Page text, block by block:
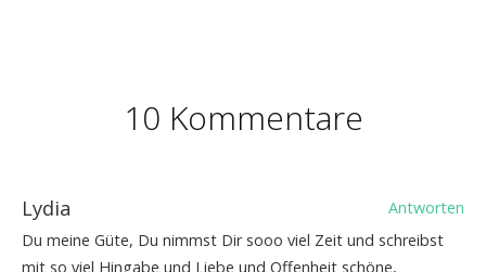
10 Kommentare
Lydia
Antworten
Du meine Güte, Du nimmst Dir sooo viel Zeit und schreibst
mit so viel Hingabe und Liebe und Offenheit schöne,